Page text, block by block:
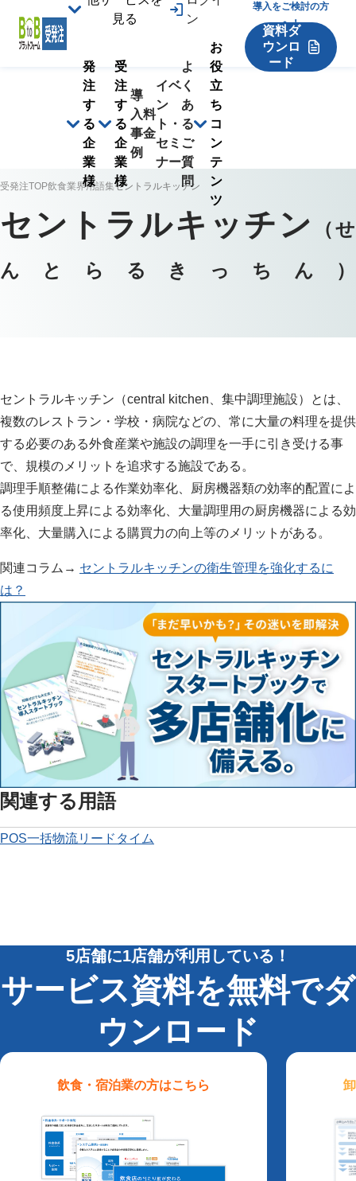
見る
ン
発
注
す
る
企
業
様
受
注
す
る
企
業
様
導
入
事
例
料
金
イベ
ン
ト・
セミ
ナー
よ
く
あ
る
ご
質
問
お
役
立
ち
コ
ン
テ
ン
ツ
導入をご検討の方
へ！
資料ダ
ウンロ
ード
受発注TOP飲食業界用語集セントラルキッチン
セントラルキッチン （せ
んとらるきっちん
）
セントラルキッチン（central kitchen、集中調理施設）とは、
複数のレストラン・学校・病院などの、常に大量の料理を提供
する必要のある外食産業や施設の調理を一手に引き受ける事
で、規模のメリットを追求する施設である。
調理手順整備による作業効率化、厨房機器類の効率的配置によ
る使用頻度上昇による効率化、大量調理用の厨房機器による効
率化、大量購入による購買力の向上等のメリットがある。
関連コラム→ セントラルキッチンの衛生管理を強化するに
は？
関連する用語
POS一括物流リードタイム
5店舗に1店舗が利用している！
サービス資料を無料でダ
ウンロード
飲食・宿泊業の方はこちら